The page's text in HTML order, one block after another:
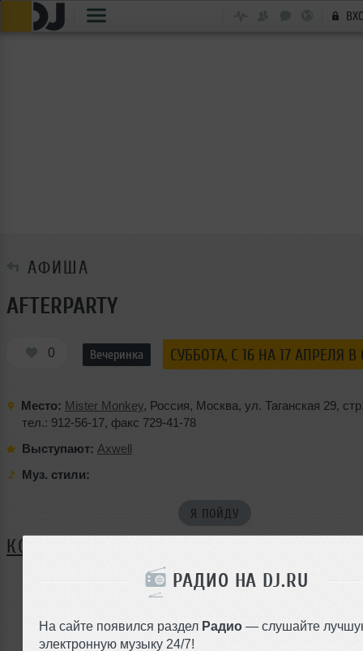
РАДИО НА DJ.RU
На сайте появился раздел Радио — слушайте
электронную музыку 24/7!
АФИША
AFTERPARTY
0 Вечеринка СУББОТА, C 16 НА 17 АПРЕЛЯ В
Место: Mister Monkey, Россия, Москва, ул. Таганская 29,
тел.: 912-56-17, факс 729-41-78
Выступают: Axwell
Муз. стили:
Я ПОЙДУ
КОММЕНТАРИИ